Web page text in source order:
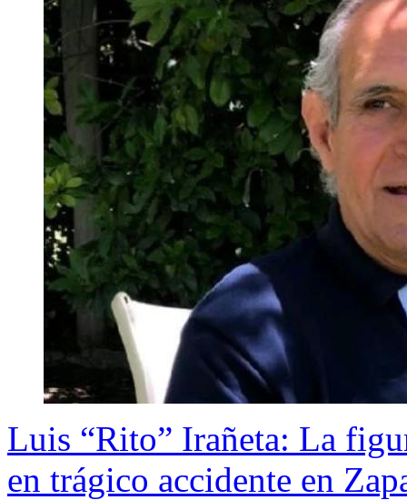
Luis “Rito” Irañeta: La
en trágico accidente en